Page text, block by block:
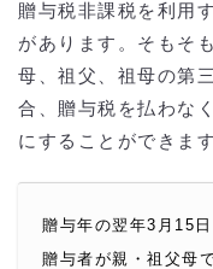
贈与税非課税を利用
があります。そもそ
母、祖父、祖母の第
合、贈与税を払わな
にすることができます
贈与年の翌年3月15
贈与者が親・祖父母